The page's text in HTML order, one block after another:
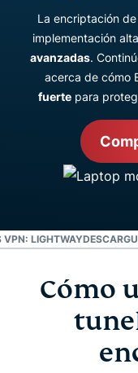
La encriptación
implementación
avanzadas.
acerca de cómo
fuerte para
VPN: LIGHTWAY
Cómo usan las
¿Qué tan segura
Cómo